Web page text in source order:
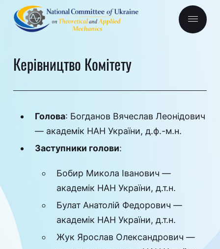
Керівництво Комітету
Голова: Богданов Вячеслав Леонідович
— академік НАН України, д.ф.-м.н.
Заступники голови:
Бобир Микола Іванович —
академік НАН України, д.т.н.
Булат Анатолій Федорович —
академік НАН України, д.т.н.
Жук Ярослав Олександрович —